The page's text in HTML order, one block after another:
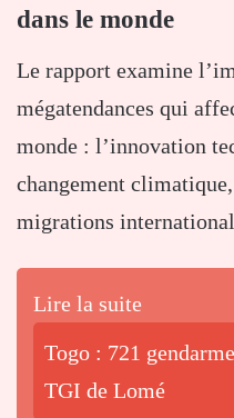
dans le monde
Le rapport examine
mégatendances qui
monde : l’innovation
changement
migrations
Lire la suite
Togo : 721
TGI de Lomé